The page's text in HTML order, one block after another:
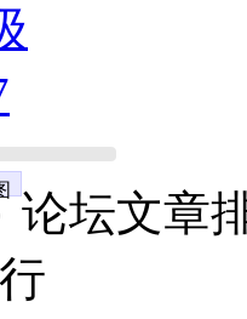
论坛文章